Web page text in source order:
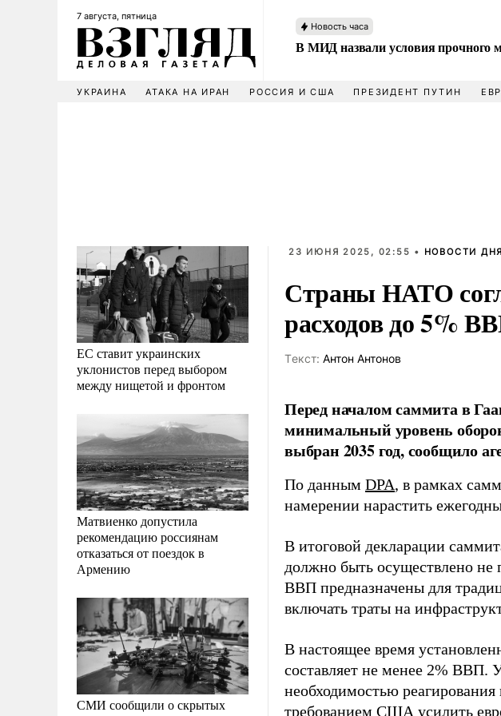
7 августа, пятница
Новость часа
В МИД назвали условия прочного
УКРАИНА АТАКА НА ИРАН РОССИЯ И США ПРЕЗИДЕНТ ПУТИН
ЕС ставит украинских
уклонистов перед выбором
между нищетой и фронтом
Матвиенко допустила
рекомендацию россиянам
отказаться от поездок в
Армению
СМИ сообщили о скрытых
23 ИЮНЯ 2025, 02:55 • НОВОСТИ ДНЯ
Страны НАТО
расходов до 5%
Tекст: Антон Антонов
Перед началом саммита в
минимальный уровень
выбран 2035 год, сообщило
По данным DPA, в рамках
намерении нарастить
В итоговой декларации
должно быть осуществлено не
ВВП предназначены для
включать траты на
В настоящее время
составляет не менее 2% ВВП.
необходимостью
требованием США усилить